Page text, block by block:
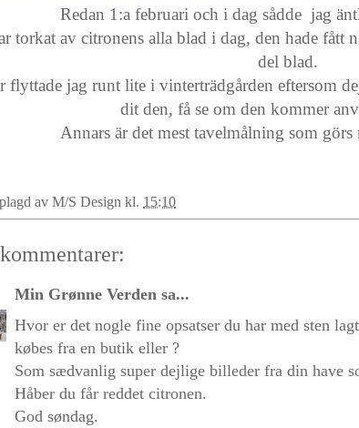
Redan 1:a februari och i dag sådde jag
torkat av citronens alla blad i dag, den hade fått
del blad.
flyttade jag runt lite i vinterträdgården eftersom
dit den, få se om den kommer
Annars är det mest tavelmålning som
av M/S Design kl. 15:10
Min Grønne Verden sa...
Hvor er det nogle fine opsatser du har med sten
købes fra en butik eller ?
Som sædvanlig super dejlige billeder fra din have
Håber du får reddet citronen.
God søndag.